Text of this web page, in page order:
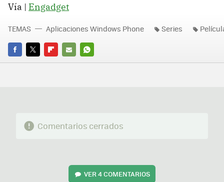
Vía | Engadget
FACEBOOK
TWITTERFLIPBOARD
E-
WHATSAPP
TEMAS Aplicaciones Windows Phone Series
Comentarios cerrados
VER4 COMENTARIOS